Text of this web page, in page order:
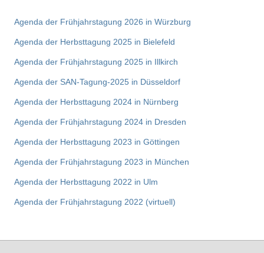
Agenda der Frühjahrstagung 2026 in Würzburg
Agenda der Herbsttagung 2025 in Bielefeld
Agenda der Frühjahrstagung 2025 in Illkirch
Agenda der SAN-Tagung-2025 in Düsseldorf
Agenda der Herbsttagung 2024 in Nürnberg
Agenda der Frühjahrstagung 2024 in Dresden
Agenda der Herbsttagung 2023 in Göttingen
Agenda der Frühjahrstagung 2023 in München
Agenda der Herbsttagung 2022 in Ulm
Agenda der Frühjahrstagung 2022 (virtuell)